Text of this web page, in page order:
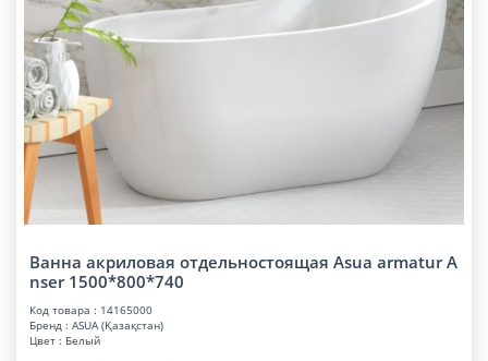
Ванна акриловая отдельностоящая Asua armatur A
nser 1500*800*740
Код товара : 14165000
Бренд : ASUA (Қазақстан)
Цвет : Белый